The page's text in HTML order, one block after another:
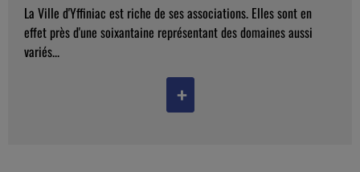
La Ville d'Yffiniac est riche de ses associations. Elles sont en
effet près d'une soixantaine représentant des domaines aussi
variés...
+